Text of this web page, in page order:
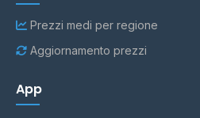
Prezzi medi per regione
Aggiornamento prezzi
App